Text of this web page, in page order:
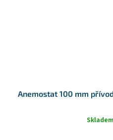
Anemostat 100 mm
Skladem